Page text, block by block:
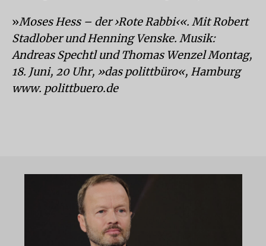
»Moses Hess – der ›Rote Rabbi‹«. Mit Robert
Stadlober und Henning Venske. Musik:
Andreas Spechtl und Thomas Wenzel Montag,
18. Juni, 20 Uhr, »das polittbüro«, Hamburg
www. polittbuero.de